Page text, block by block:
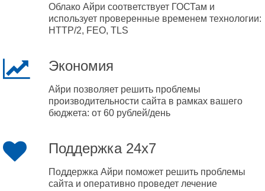
Облако Айри соответствует ГОСТам и
использует проверенные временем технологии:
HTTP/2, FEO, TLS
Экономия
Айри позволяет решить проблемы
производительности сайта в рамках вашего
бюджета: от 60 рублей/день
Поддержка 24x7
Поддержка Айри поможет решить проблемы
сайта и оперативно проведет лечение